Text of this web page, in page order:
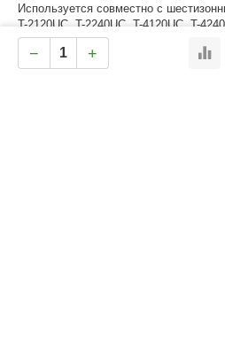
+
−
Используется совместно с
T-2120UC, T-2240UC, T-4120UC, T-
Микрофон прост в использовании,
понятному отображению информации,